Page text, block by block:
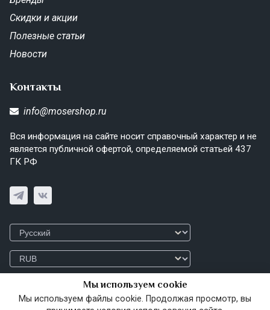
Скидки и акции
Полезные статьи
Новости
Контакты
info@mosershop.ru
Вся информация на сайте носит справочный характер и не
является публичной офертой, определяемой статьей 437
ГК РФ
Мы используем cookie
Мы используем файлы cookie. Продолжая просмотр, вы